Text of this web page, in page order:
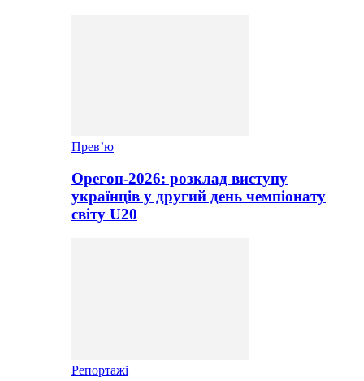
Прев’ю
Орегон-2026: розклад виступу
українців у другий день чемпіонату
світу U20
Репортажі